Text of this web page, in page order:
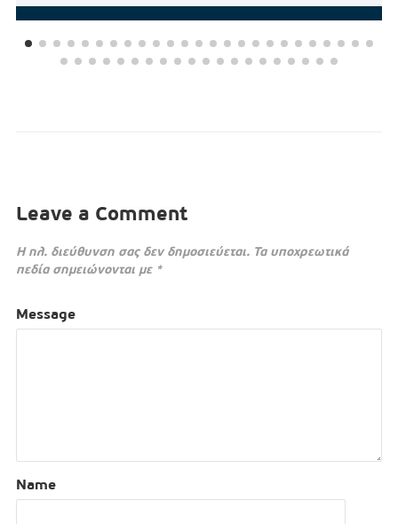
Leave a Comment
Η ηλ. διεύθυνση σας δεν δημοσιεύεται. Τα υποχρεωτικά
πεδία σημειώνονται με *
Message
Name